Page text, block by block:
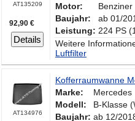
AT135209
92,90 €
Details
Motor:
Benziner
Baujahr:
ab 01/
Leistung: 224 PS
Weitere
Luftfilter
AT134976
Kofferraumwanne
Marke:
Mercedes
Modell:
B-Klasse
Baujahr: ab 12/